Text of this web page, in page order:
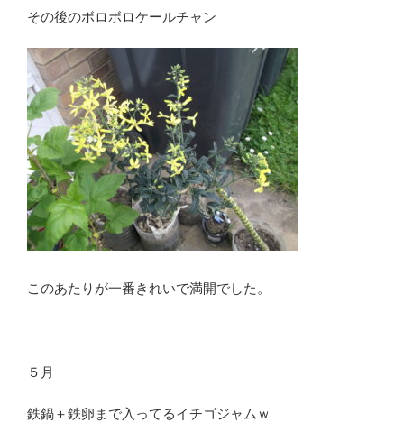
その後のボロボロケールチャン
このあたりが一番きれいで満開でした。
５月
鉄鍋＋鉄卵まで入ってるイチゴジャムｗ